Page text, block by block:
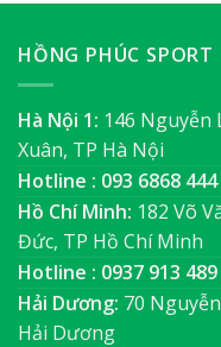
HỒNG PHÚC SPORT
Hà Nội 1: 146 Nguyễn
Xuân, TP Hà Nội
Hotline : 093 6868 444
Hồ Chí Minh: 182 Võ
Đức, TP Hồ Chí Minh
Hotline : 0937 913 489
Hải Dương: 70
Hải Dương